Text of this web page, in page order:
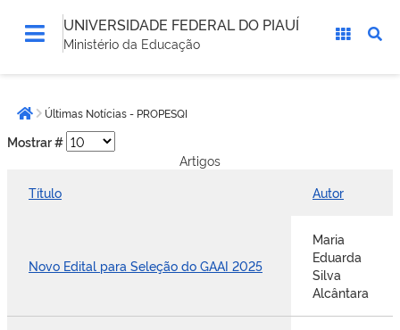
UNIVERSIDADE FEDERAL DO PIAUÍ
Ministério da Educação
estáPágina inicial
Últimas Notícias - PROPESQI
Mostrar #
Artigos
Título
Autor
Novo Edital para Seleção do GAAI 2025
Maria
Eduarda
Silva
Alcântara